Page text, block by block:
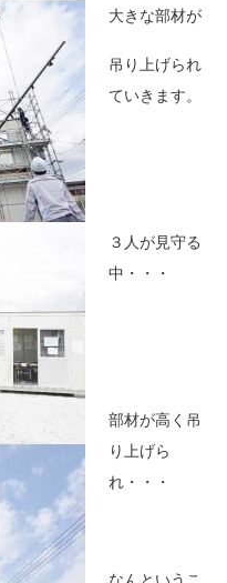
大きな部材が
吊り上げられ
ていきます。
３人が見守る
中・・・
部材が高く吊
り上げら
れ・・・